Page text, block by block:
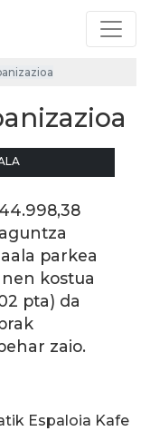
parkea
kostua
pta) da
zaio.
Espaloia Kafe